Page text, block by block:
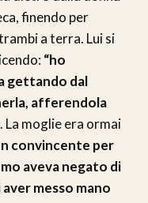
finendo per
a terra. Lui si
“ho
gettando dal
afferendola
La moglie era ormai
convincente per
aveva negato di
messo mano